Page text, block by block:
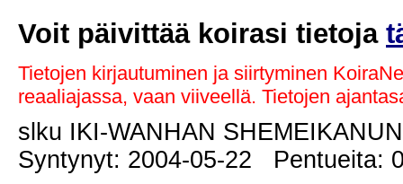
Voit päivittää koirasi tietoja
Tietojen kirjautuminen ja siirtyminen
reaaliajassa, vaan viiveellä. Tietojen
slku IKI-WANHAN
Syntynyt: 2004-05-22